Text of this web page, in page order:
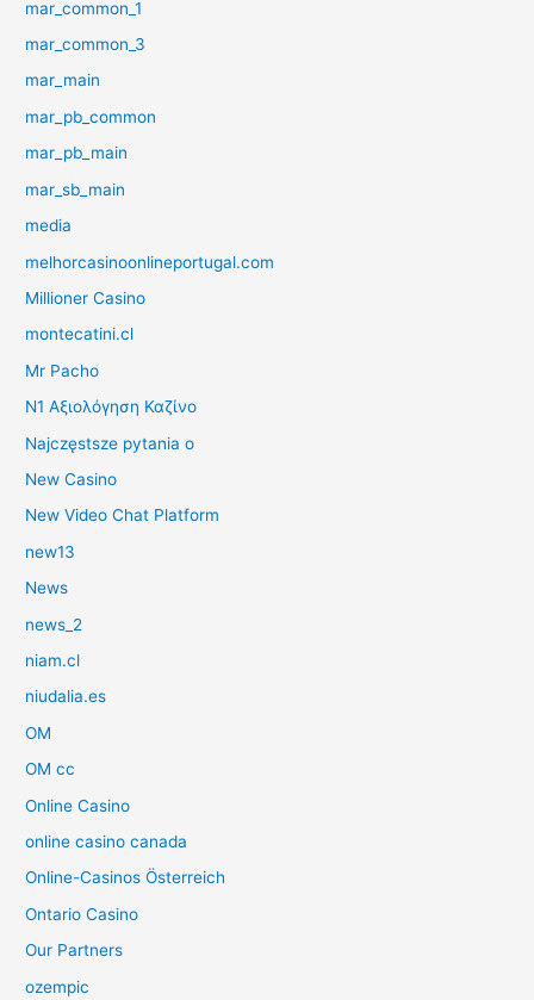
mar_common_1
mar_common_3
mar_main
mar_pb_common
mar_pb_main
mar_sb_main
media
melhorcasinoonlineportugal.com
Millioner Casino
montecatini.cl
Mr Pacho
N1 Αξιολόγηση Καζίνο
Najczęstsze pytania o
New Casino
New Video Chat Platform
new13
News
news_2
niam.cl
niudalia.es
OM
OM cc
Online Casino
online casino canada
Online-Casinos Österreich
Ontario Casino
Our Partners
ozempic